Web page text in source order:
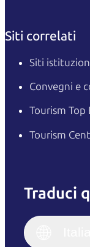
Siti correlati
Siti
Convegni e
Tourism Top
Tourism
Traduci